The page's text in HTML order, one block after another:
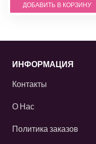
ДОБАВИТЬ В КОРЗИНУ
ИНФОРМАЦИЯ
Контакты
О Нас
Политика заказов